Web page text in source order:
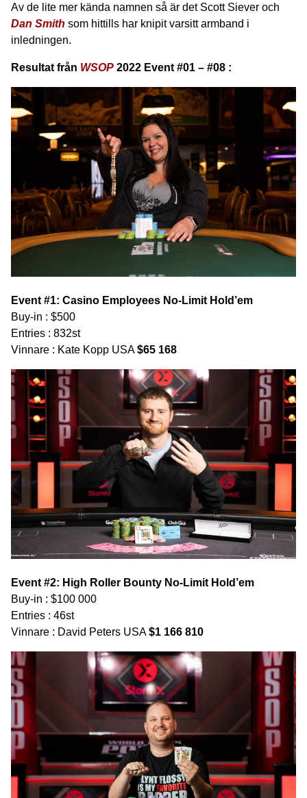
Av de lite mer kända namnen så är det Scott Siever och
Dan Smith som hittills har knipit varsitt armband i
inledningen.
Resultat från WSOP 2022 Event #01 – #08 :
Event #1: Casino Employees No-Limit Hold’em
Buy-in : $500
Entries : 832st
Vinnare : Kate Kopp USA$65 168
Event #2: High Roller Bounty No-Limit Hold’em
Buy-in : $100 000
Entries : 46st
Vinnare : David Peters USA$1 166 810